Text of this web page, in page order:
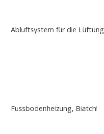
Abluftsystem für die Lüftung
Fussbodenheizung, Biatch!